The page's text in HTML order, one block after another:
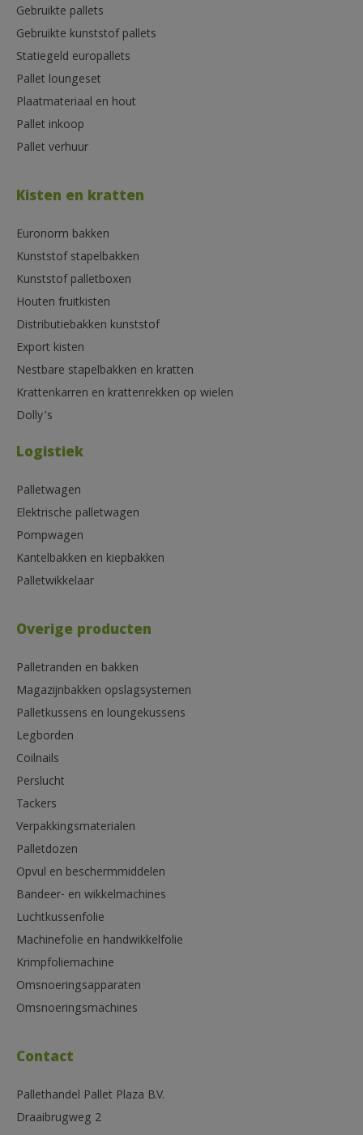
Gebruikte pallets
Gebruikte kunststof pallets
Statiegeld europallets
Pallet loungeset
Plaatmateriaal en hout
Pallet inkoop
Pallet verhuur
Kisten en kratten
Euronorm bakken
Kunststof stapelbakken
Kunststof palletboxen
Houten fruitkisten
Distributiebakken kunststof
Export kisten
Nestbare stapelbakken en kratten
Krattenkarren en krattenrekken op wielen
Dolly’s
Logistiek
Palletwagen
Elektrische palletwagen
Pompwagen
Kantelbakken en kiepbakken
Palletwikkelaar
Overige producten
Palletranden en bakken
Magazijnbakken opslagsystemen
Palletkussens en loungekussens
Legborden
Coilnails
Perslucht
Tackers
Verpakkingsmaterialen
Palletdozen
Opvul en beschermmiddelen
Bandeer- en wikkelmachines
Luchtkussenfolie
Machinefolie en handwikkelfolie
Krimpfoliemachine
Omsnoeringsapparaten
Omsnoeringsmachines
Contact
Pallethandel Pallet Plaza B.V.
Draaibrugweg 2